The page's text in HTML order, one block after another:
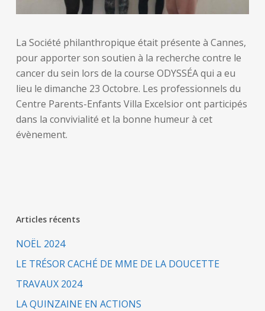
La Société philanthropique était présente à Cannes,
pour apporter son soutien à la recherche contre le
cancer du sein lors de la course ODYSSÉA qui a eu
lieu le dimanche 23 Octobre. Les professionnels du
Centre Parents-Enfants Villa Excelsior ont participés
dans la convivialité et la bonne humeur à cet
évènement.
Articles récents
NOËL 2024
LE TRÉSOR CACHÉ DE MME DE LA DOUCETTE
TRAVAUX 2024
LA QUINZAINE EN ACTIONS